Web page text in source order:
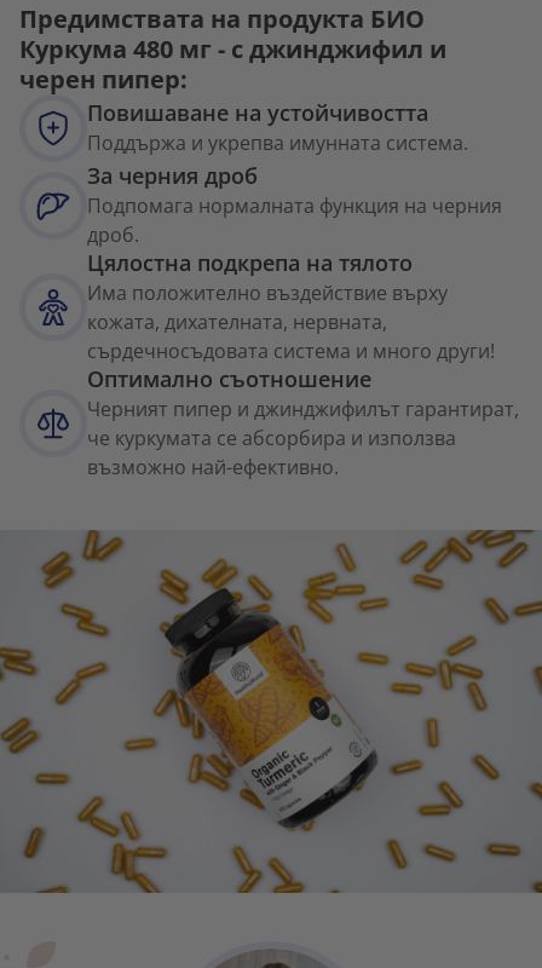
Предимствата на продукта БИО
Куркума 480 мг - с джинджифил и
черен пипер:
Повишаване на устойчивостта
Поддържа и укрепва имунната система.
За черния дроб
Подпомага нормалната функция на черния
дроб.
Цялостна подкрепа на тялото
Има положително въздействие върху
кожата, дихателната, нервната,
сърдечносъдовата система и много други!
Оптимално съотношение
Черният пипер и джинджифилът гарантират,
че куркумата се абсорбира и използва
възможно най-ефективно.